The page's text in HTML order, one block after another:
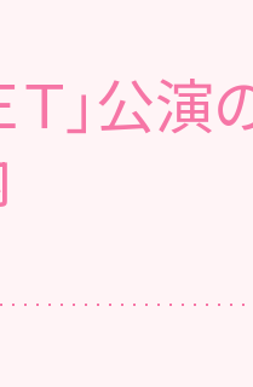
Ｔ」公演